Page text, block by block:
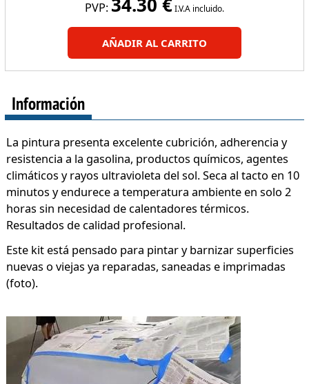
PVP: I.V.A incluido.
AÑADIR AL CARRITO
Información
La pintura presenta excelente cubrición, adherencia y
resistencia a la gasolina, productos químicos, agentes
climáticos y rayos ultravioleta del sol. Seca al tacto en 10
minutos y endurece a temperatura ambiente en solo 2
horas sin necesidad de calentadores térmicos.
Resultados de calidad profesional.
Este kit está pensado para pintar y barnizar superficies
nuevas o viejas ya reparadas, saneadas e imprimadas
(foto).